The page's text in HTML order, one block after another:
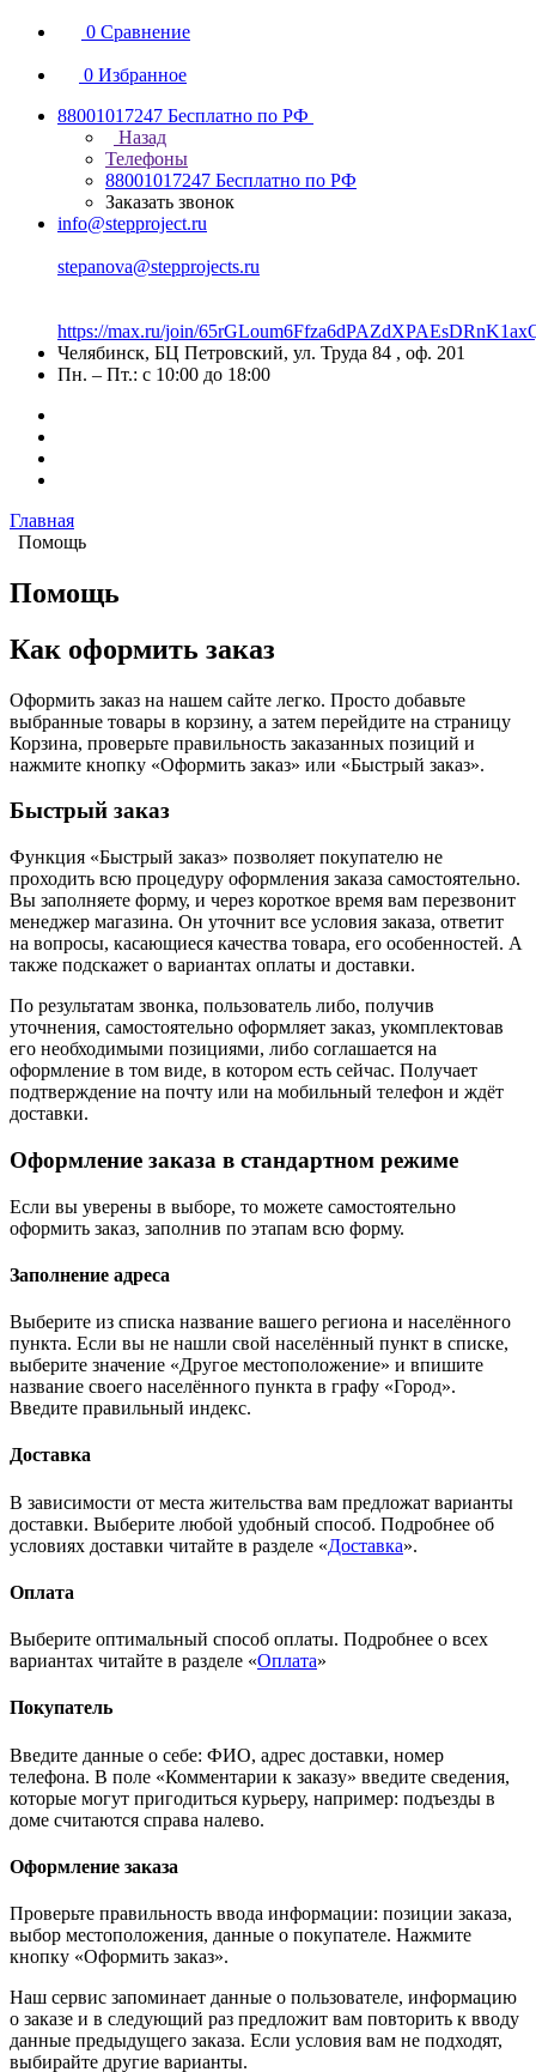
0 Сравнение
0 Избранное
88001017247 Бесплатно по РФ
Назад
Телефоны
88001017247 Бесплатно по РФ
Заказать звонок
info@stepproject.ru
stepanova@stepprojects.ru
https://max.ru/join/
Челябинск, БЦ Петровский, ул. Труда 84 , оф. 201
Пн. – Пт.: с 10:00 до 18:00
Главная
Помощь
Помощь
Как оформить заказ
Оформить заказ на нашем сайте легко. Просто добавьте
выбранные товары в корзину, а затем перейдите на страницу
Корзина, проверьте правильность заказанных позиций и
нажмите кнопку «Оформить заказ» или «Быстрый заказ».
Быстрый заказ
Функция «Быстрый заказ» позволяет покупателю не
проходить всю процедуру оформления заказа самостоятельно.
Вы заполняете форму, и через короткое время вам перезвонит
менеджер магазина. Он уточнит все условия заказа, ответит
на вопросы, касающиеся качества товара, его особенностей. А
также подскажет о вариантах оплаты и доставки.
По результатам звонка, пользователь либо, получив
уточнения, самостоятельно оформляет заказ, укомплектовав
его необходимыми позициями, либо соглашается на
оформление в том виде, в котором есть сейчас. Получает
подтверждение на почту или на мобильный телефон и ждёт
доставки.
Оформление заказа в стандартном режиме
Если вы уверены в выборе, то можете самостоятельно
оформить заказ, заполнив по этапам всю форму.
Заполнение адреса
Выберите из списка название вашего региона и населённого
пункта. Если вы не нашли свой населённый пункт в списке,
выберите значение «Другое местоположение» и впишите
название своего населённого пункта в графу «Город».
Введите правильный индекс.
Доставка
В зависимости от места жительства вам предложат варианты
доставки. Выберите любой удобный способ. Подробнее об
условиях доставки читайте в разделе «Доставка».
Оплата
Выберите оптимальный способ оплаты. Подробнее о всех
вариантах читайте в разделе «Оплата»
Покупатель
Введите данные о себе: ФИО, адрес доставки, номер
телефона. В поле «Комментарии к заказу» введите сведения,
которые могут пригодиться курьеру, например: подъезды в
доме считаются справа налево.
Оформление заказа
Проверьте правильность ввода информации: позиции заказа,
выбор местоположения, данные о покупателе. Нажмите
кнопку «Оформить заказ».
Наш сервис запоминает данные о пользователе, информацию
о заказе и в следующий раз предложит вам повторить к вводу
данные предыдущего заказа. Если условия вам не подходят,
выбирайте другие варианты.